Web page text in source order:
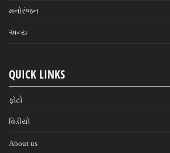
મનોરંજન
અન્ય
QUICK LINKS
ફોટો
વિડીયો
About us